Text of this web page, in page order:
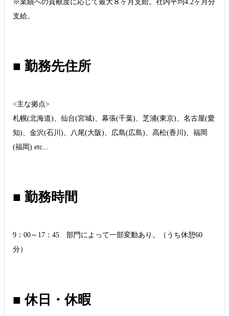
※業績への貢献度に応じて最大８ヶ月支給。社内平均4.2ヶ月分
支給。
■ 勤務先住所
<主な拠点>
札幌(北海道)、仙台(宮城)、幕張(千葉)、芝浦(東京)、名古屋(愛
知)、金沢(石川)、八尾(大阪)、広島(広島)、高松(香川)、福岡
(福岡) etc...
■ 勤務時間
9：00～17：45 部門によって一部変動あり。（うち休憩60
分）
■ 休日・休暇